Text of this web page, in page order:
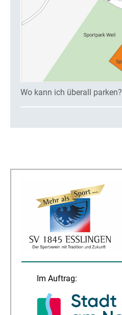
Wo kann ich überall parken?
Im Auftrag: